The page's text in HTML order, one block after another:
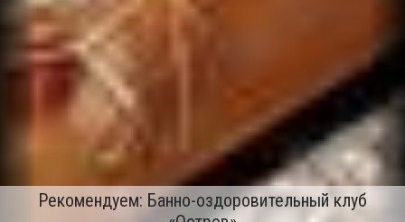
Рекомендуем: Банно-оздоровительный клуб